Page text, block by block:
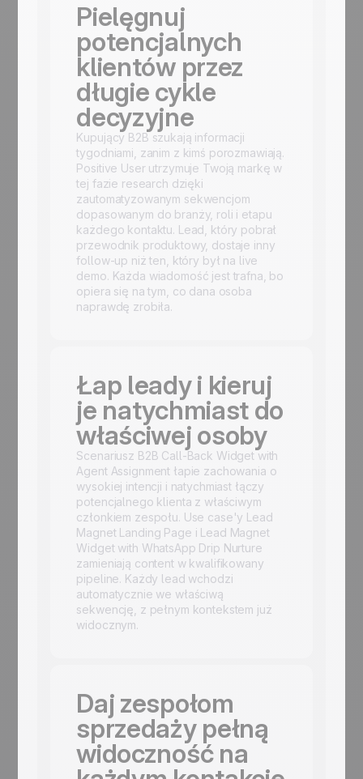
Pielęgnuj
potencjalnych
klientów przez
długie cykle
decyzyjne
Kupujący B2B szukają informacji
tygodniami, zanim z kimś porozmawiają.
Positive User utrzymuje Twoją markę w
tej fazie research dzięki
zautomatyzowanym sekwencjom
dopasowanym do branży, roli i etapu
każdego kontaktu. Lead, który pobrał
przewodnik produktowy, dostaje inny
follow-up niż ten, który był na live
demo. Każda wiadomość jest trafna, bo
opiera się na tym, co dana osoba
naprawdę zrobiła.
Łap leady i kieruj
je natychmiast do
właściwej osoby
Scenariusz B2B Call-Back Widget with
Agent Assignment łapie zachowania o
wysokiej intencji i natychmiast łączy
potencjalnego klienta z właściwym
członkiem zespołu. Use case'y Lead
Magnet Landing Page i Lead Magnet
Widget with WhatsApp Drip Nurture
zamieniają content w kwalifikowany
pipeline. Każdy lead wchodzi
automatycznie we właściwą
sekwencję, z pełnym kontekstem już
widocznym.
Daj zespołom
sprzedaży pełną
widoczność na